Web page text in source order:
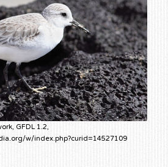
GFDL 1.2,
w/index.php?curid=14527109